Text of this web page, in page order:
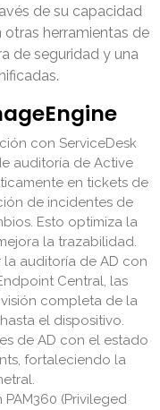
de su capacidad
herramientas de
de seguridad y una
con ServiceDesk
auditoría de Active
en tickets de
de incidentes de
Esto optimiza la
la trazabilidad.
la auditoría de AD con
Central, las
completa de la
el dispositivo.
de AD con el estado
fortaleciendo la
(Privileged